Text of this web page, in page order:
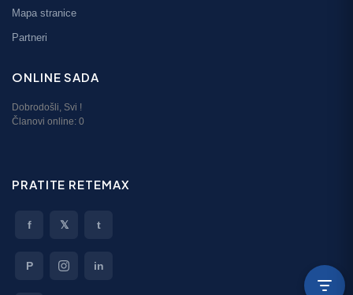
Mapa stranice
Partneri
ONLINE SADA
Dobrodošli, Svi !
Članovi online: 0
PRATITE RETEMAX
f 𝕏 t
P in